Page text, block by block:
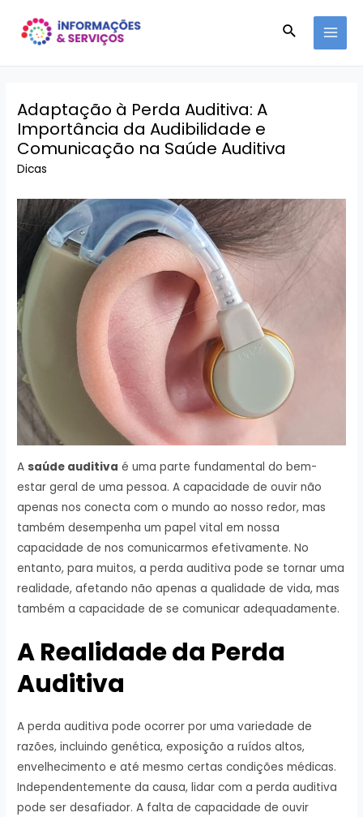
para
Pesquisar
Adaptação à Perda Auditiva: A
Importância da Audibilidade e
Comunicação na Saúde Auditiva
Dicas
Asaúde auditiva é uma parte fundamental do bem-
estar geral de uma pessoa. A capacidade de ouvir não
apenas nos conecta com o mundo ao nosso redor, mas
também desempenha um papel vital em nossa
capacidade de nos comunicarmos efetivamente. No
entanto, para muitos, a perda auditiva pode se tornar uma
realidade, afetando não apenas a qualidade de vida, mas
também a capacidade de se comunicar adequadamente.
A Realidade da Perda
Auditiva
A perda auditiva pode ocorrer por uma variedade de
razões, incluindo genética, exposição a ruídos altos,
envelhecimento e até mesmo certas condições médicas.
Independentemente da causa, lidar com a perda auditiva
pode ser desafiador. A falta de capacidade de ouvir